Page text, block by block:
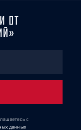
ОТ
с
данных